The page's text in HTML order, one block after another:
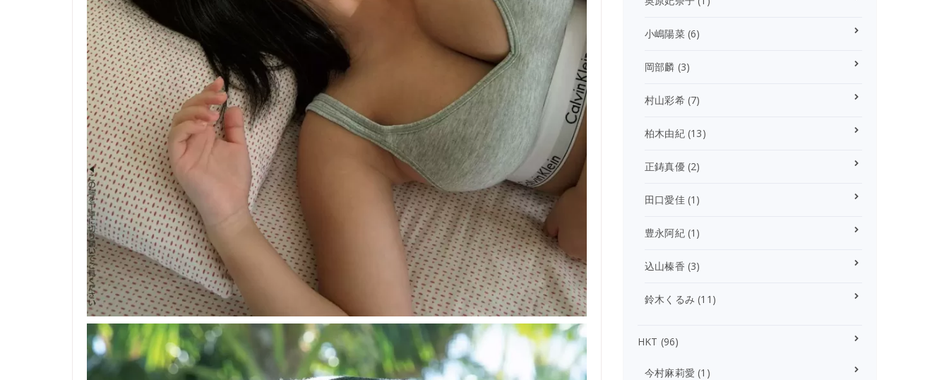
小嶋陽菜(6)
岡部麟 (3)
村山彩希(7)
柏木由紀(13)
正鋳真優(2)
田口愛佳(1)
豊永阿紀(1)
込山榛香 (3)
鈴木くるみ (11)
HKT (96)
今村麻莉愛 (1)